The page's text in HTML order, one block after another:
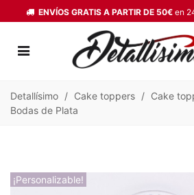
ENVÍOS GRATIS A PARTIR DE 50€ en
Detallísimo / Cake toppers / Cake
Bodas de Plata
¡Personalizable!